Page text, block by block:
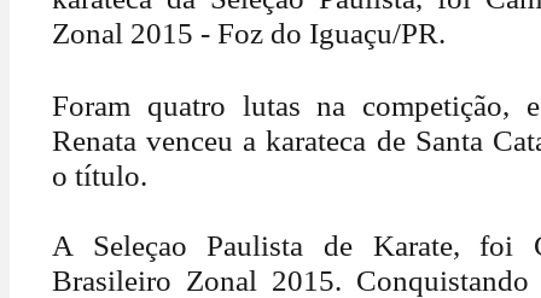
Zonal 2015 - Foz do Iguaçu/PR.
Foram quatro lutas na competição,
Renata venceu a karateca de Santa
o título.
A Seleçao Paulista de Karate, foi
Brasileiro Zonal 2015. Conquistando